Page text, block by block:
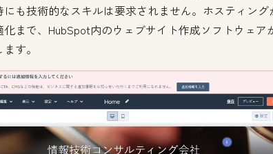
にも技術的なスキルは要求されません。ホスティング
化まで、HubSpot内のウェブサイト作成ソフトウェア
す。